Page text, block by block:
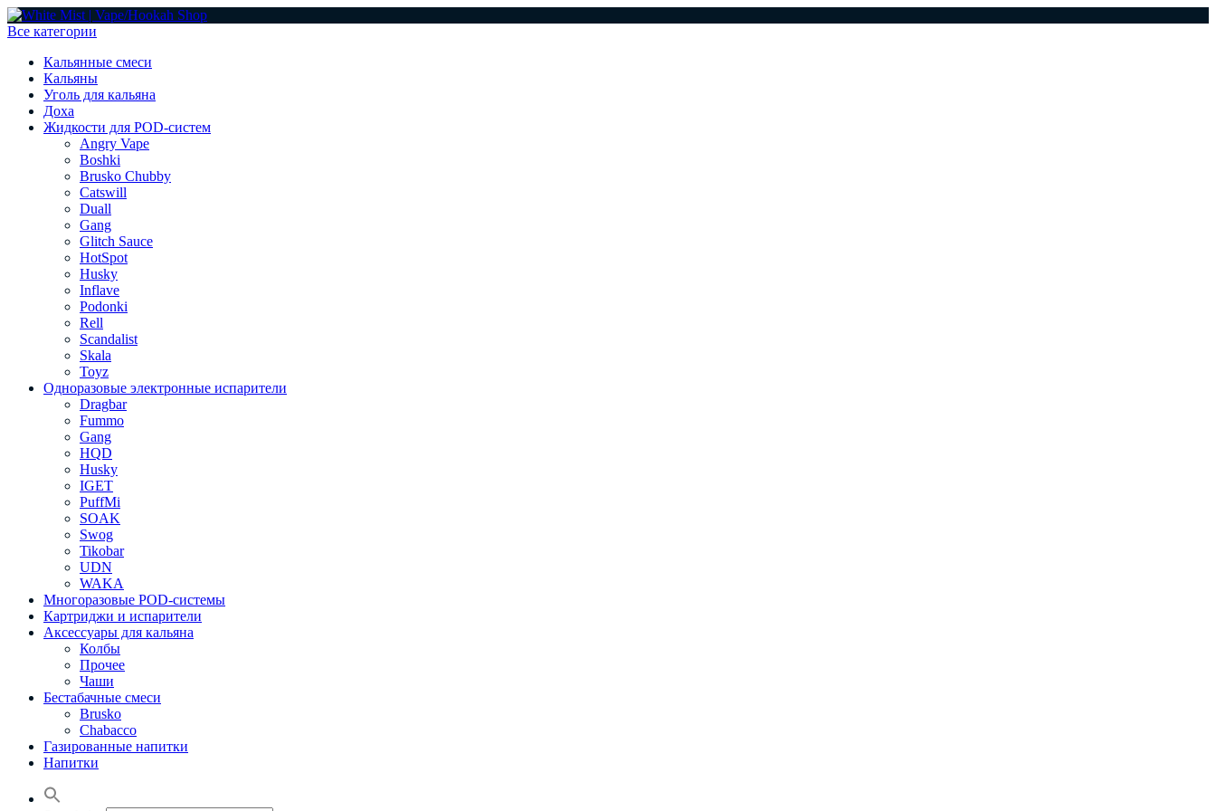
Все категории
Кальянные смеси
Кальяны
Уголь для кальяна
Доха
Жидкости для POD-систем
Angry Vape
Boshki
Brusko Chubby
Catswill
Duall
Gang
Glitch Sauce
HotSpot
Husky
Inflave
Podonki
Rell
Scandalist
Skala
Toyz
Одноразовые электронные испарители
Dragbar
Fummo
Gang
HQD
Husky
IGET
PuffMi
SOAK
Swog
Tikobar
UDN
WAKA
Многоразовые POD-системы
Картриджи и испарители
Аксессуары для кальяна
Колбы
Прочее
Чаши
Бестабачные смеси
Brusko
Chabacco
Газированные напитки
Напитки